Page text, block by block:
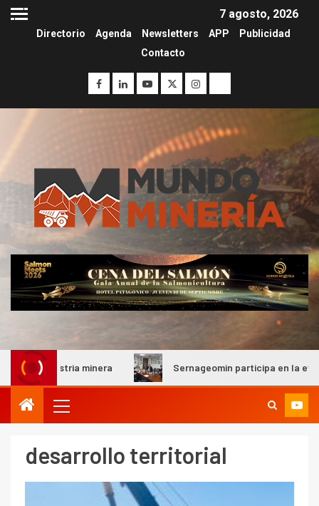
7 agosto, 2026
Directorio Agenda Newsletters APP
Publicidad
Contacto
Sernageomin participa en la evaluación del Premio
desarrollo territorial